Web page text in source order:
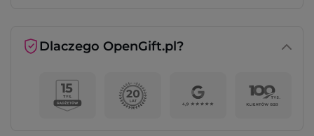
Dlaczego OpenGift.pl?